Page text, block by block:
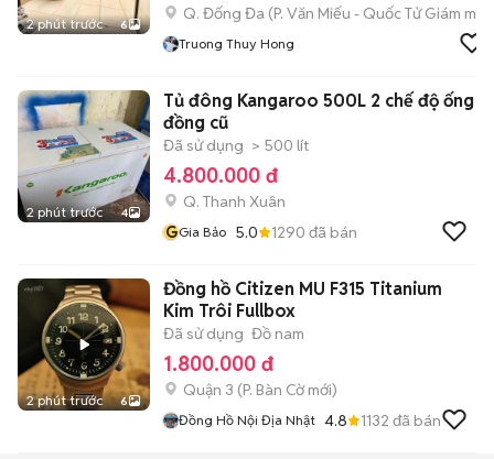
2 phút trước 6
Q. Đống Đa (P. Văn Miếu - Quốc Tử Giám mới)
Truong Thuy Hong
2 phút trước 4
Tủ đông Kangaroo 500L 2 chế độ ống
đồng cũ
Đã sử dụng > 500 lít
4.800.000 đ
Q. Thanh Xuân
GGia Bảo 5.0 1290 đã bán
2 phút trước 6
Đồng hồ Citizen MU F315 Titanium
Kim Trôi Fullbox
Đã sử dụng Đồ nam
1.800.000 đ
Quận 3 (P. Bàn Cờmới)
Đồng Hồ Nội Địa Nhật 4.8 1132 đã bán